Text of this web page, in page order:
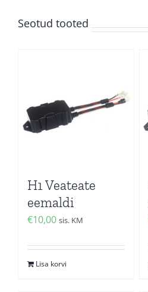
Seotud tooted
H1 Veateate
eemaldi
€10,00 sis. KM
Lisa korvi